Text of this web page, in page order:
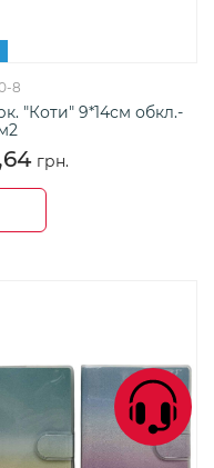
8
"Коти" 9*14см обкл.-
грн.